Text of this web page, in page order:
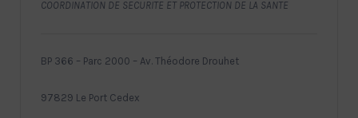
COORDINATION DE SECURITE ET PROTECTION DE LA SANTE
BP 366 – Parc 2000 – Av. Théodore Drouhet
97829 Le Port Cedex